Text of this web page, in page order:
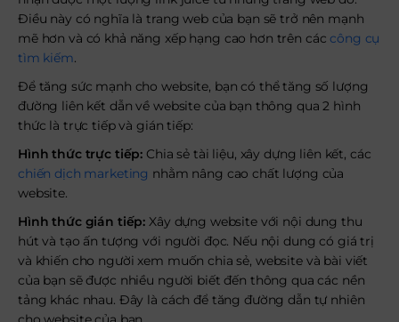
Điều này có nghĩa là trang web của bạn sẽ trở nên mạnh
mẽ hơn và có khả năng xếp hạng cao hơn trên cáccông cụ
tìm kiếm.
Để tăng sức mạnh cho website, bạn có thể tăng số lượng
đường liên kết dẫn về website của bạn thông qua 2 hình
thức là trực tiếp và gián tiếp:
Hình thức trực tiếp: Chia sẻ tài liệu, xây dựng liên kết, các
chiến dịch marketing nhằm nâng cao chất lượng của
website.
Hình thức gián tiếp: Xây dựng website với nội dung thu
hút và tạo ấn tượng với người đọc. Nếu nội dung có giá trị
và khiến cho người xem muốn chia sẻ, website và bài viết
của bạn sẽ được nhiều người biết đến thông qua các nền
tảng khác nhau. Đây là cách để tăng đường dẫn tự nhiên